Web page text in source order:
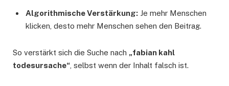
Algorithmische Verstärkung: Je mehr Menschen
klicken, desto mehr Menschen sehen den Beitrag.
So verstärkt sich die Suche nach „fabian kahl
todesursache“ , selbst wenn der Inhalt falsch ist.